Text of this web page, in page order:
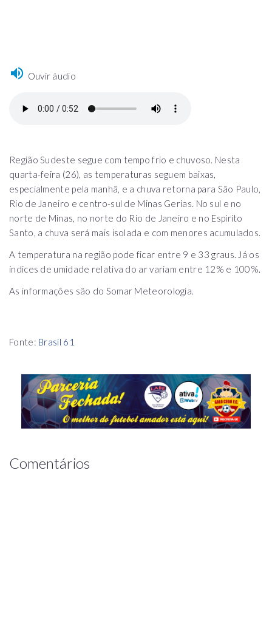
Ouvir áudio
Região Sudeste segue com tempo frio e chuvoso. Nesta
quarta-feira (26), as temperaturas seguem baixas,
especialmente pela manhã, e a chuva retorna para São Paulo,
Rio de Janeiro e centro-sul de Minas Gerias. No sul e no
norte de Minas, no norte do Rio de Janeiro e no Espírito
Santo, a chuva será mais isolada e com menores acumulados.
A temperatura na região pode ficar entre 9 e 33 graus. Já os
índices de umidade relativa do ar variam entre 12% e 100%.
As informações são do Somar Meteorologia.
Fonte: Brasil 61
Comentários